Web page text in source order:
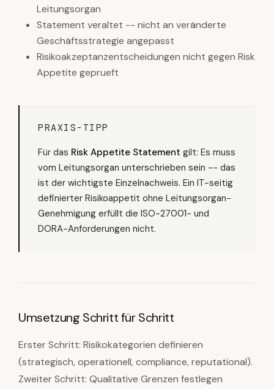
Leitungsorgan
Statement veraltet -- nicht an veränderte
Geschäftsstrategie angepasst
Risikoakzeptanzentscheidungen nicht gegen Risk
Appetite geprueft
PRAXIS-TIPP
Für das Risk Appetite Statement gilt: Es muss
vom Leitungsorgan unterschrieben sein -- das
ist der wichtigste Einzelnachweis. Ein IT-seitig
definierter Risikoappetit ohne Leitungsorgan-
Genehmigung erfüllt die ISO-27001- und
DORA-Anforderungen nicht.
Umsetzung Schritt für Schritt
Erster Schritt: Risikokategorien definieren
(strategisch, operationell, compliance, reputational).
Zweiter Schritt: Qualitative Grenzen festlegen